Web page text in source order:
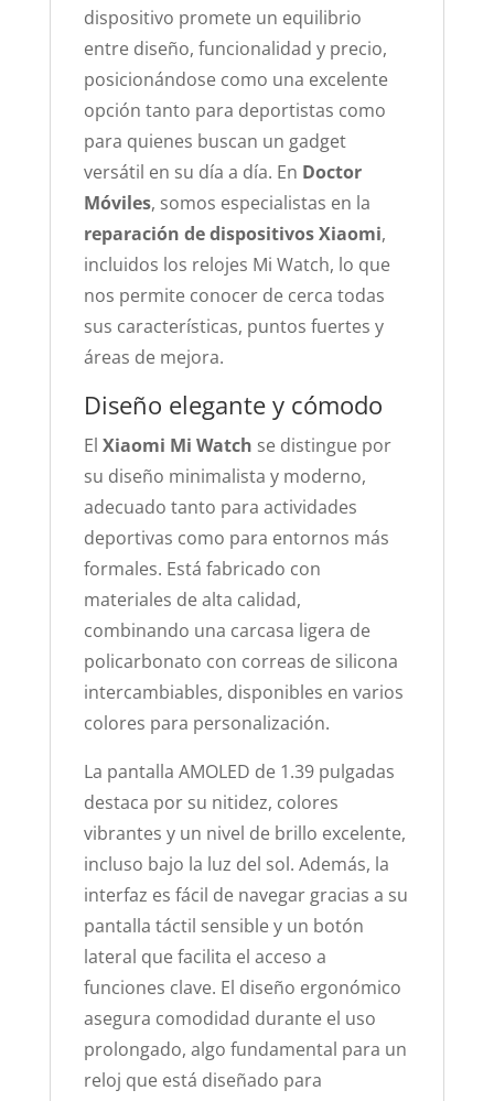
dispositivo promete un equilibrio
entre diseño, funcionalidad y precio,
posicionándose como una excelente
opción tanto para deportistas como
para quienes buscan un gadget
versátil en su día a día. En Doctor
Móviles, somos especialistas en la
reparación de dispositivos Xiaomi,
incluidos los relojes Mi Watch, lo que
nos permite conocer de cerca todas
sus características, puntos fuertes y
áreas de mejora.
Diseño elegante y cómodo
El Xiaomi Mi Watch se distingue por
su diseño minimalista y moderno,
adecuado tanto para actividades
deportivas como para entornos más
formales. Está fabricado con
materiales de alta calidad,
combinando una carcasa ligera de
policarbonato con correas de silicona
intercambiables, disponibles en varios
colores para personalización.
La pantalla AMOLED de 1.39 pulgadas
destaca por su nitidez, colores
vibrantes y un nivel de brillo excelente,
incluso bajo la luz del sol. Además, la
interfaz es fácil de navegar gracias a su
pantalla táctil sensible y un botón
lateral que facilita el acceso a
funciones clave. El diseño ergonómico
asegura comodidad durante el uso
prolongado, algo fundamental para un
reloj que está diseñado para